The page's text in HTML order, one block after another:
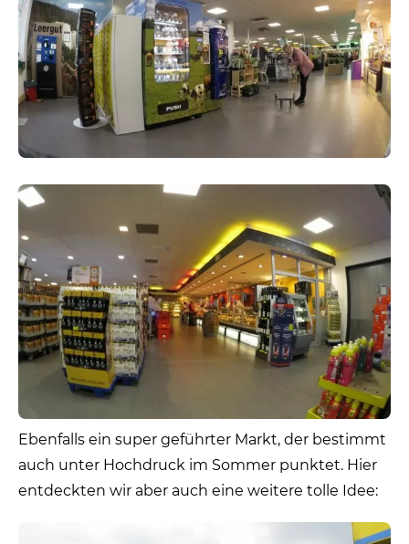
Ebenfalls ein super geführter Markt, der bestimmt
auch unter Hochdruck im Sommer punktet. Hier
entdeckten wir aber auch eine weitere tolle Idee: